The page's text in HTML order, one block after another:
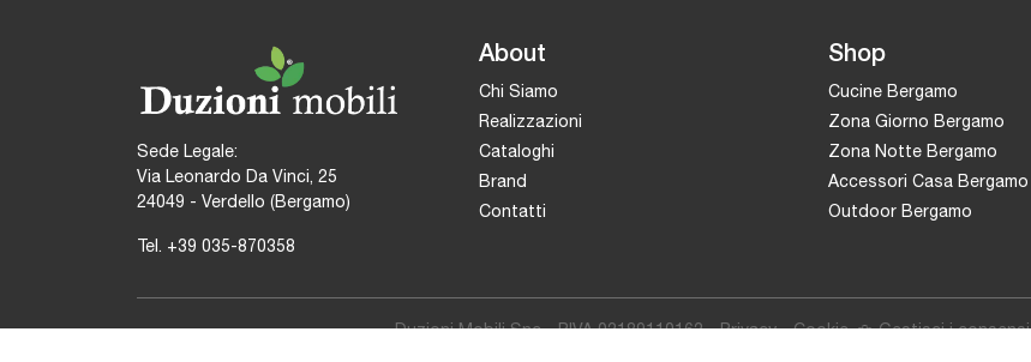
Sede Legale:
Via Leonardo Da Vinci, 25
24049 - Verdello (Bergamo)
Tel. +39 035-870358
About
Chi Siamo
Realizzazioni
Cataloghi
Brand
Contatti
Shop
Cucine Bergamo
Zona Giorno Bergamo
Zona Notte Bergamo
Accessori Casa Bergamo
Outdoor Bergamo
Duzioni Mobili Snc - P.IVA 02189110162 -Privacy-Cookie Gestisci i consensi